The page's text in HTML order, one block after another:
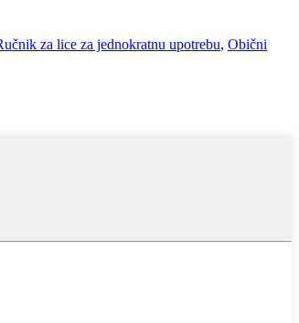
za lice za jednokratnu upotrebu, Obični